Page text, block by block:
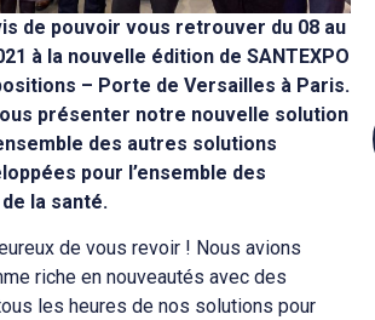
de pouvoir vous retrouver du 08 au
à la nouvelle édition de SANTEXPO
– Porte de Versailles à Paris.
présenter notre nouvelle solution
des autres solutions
pour l’ensemble des
la santé.
de vous revoir ! Nous avions
riche en nouveautés avec des
les heures de nos solutions pour